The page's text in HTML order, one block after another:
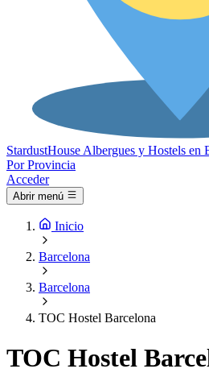
StardustHouse Albergues y Hostels en
Por Provincia
Acceder
Abrir menú
Inicio
Barcelona
Barcelona
TOC Hostel Barcelona
TOC Hostel